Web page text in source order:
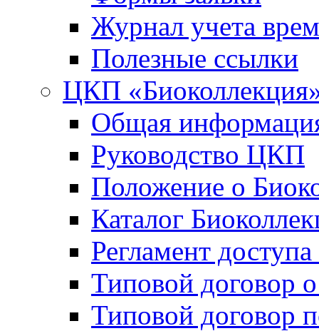
Журнал учета
Полезные ссылки
ЦКП
Общая
Руководство ЦКП
Положение о
Каталог
Регламент
Типовой договор
Типовой договор